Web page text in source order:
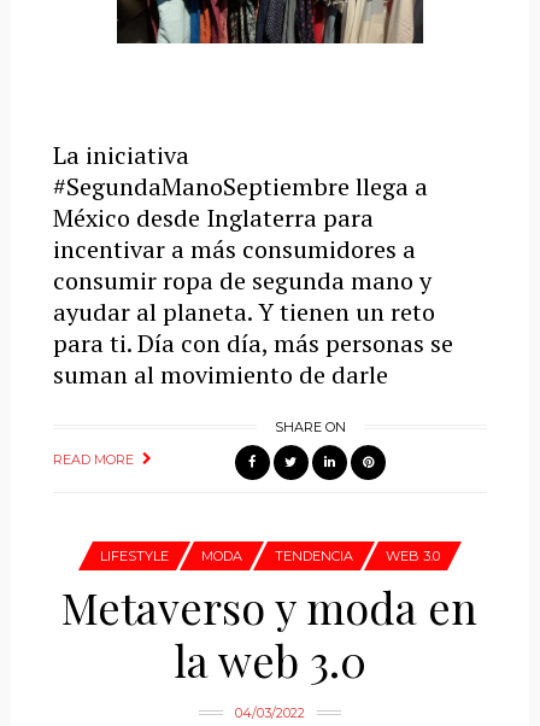
La iniciativa
#SegundaManoSeptiembre llega a
México desde Inglaterra para
incentivar a más consumidores a
consumir ropa de segunda mano y
ayudar al planeta. Y tienen un reto
para ti. Día con día, más personas se
suman al movimiento de darle
READ MORE
SHARE ON
LIFESTYLE MODA TENDENCIA WEB 3.0
Metaverso y moda en
la web 3.0
04/03/2022